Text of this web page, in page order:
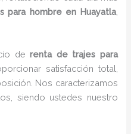
para hombre en Huayatla,
derenta de trajes para
satisfacción total,
Nos caracterizamos
siendo ustedes nuestro